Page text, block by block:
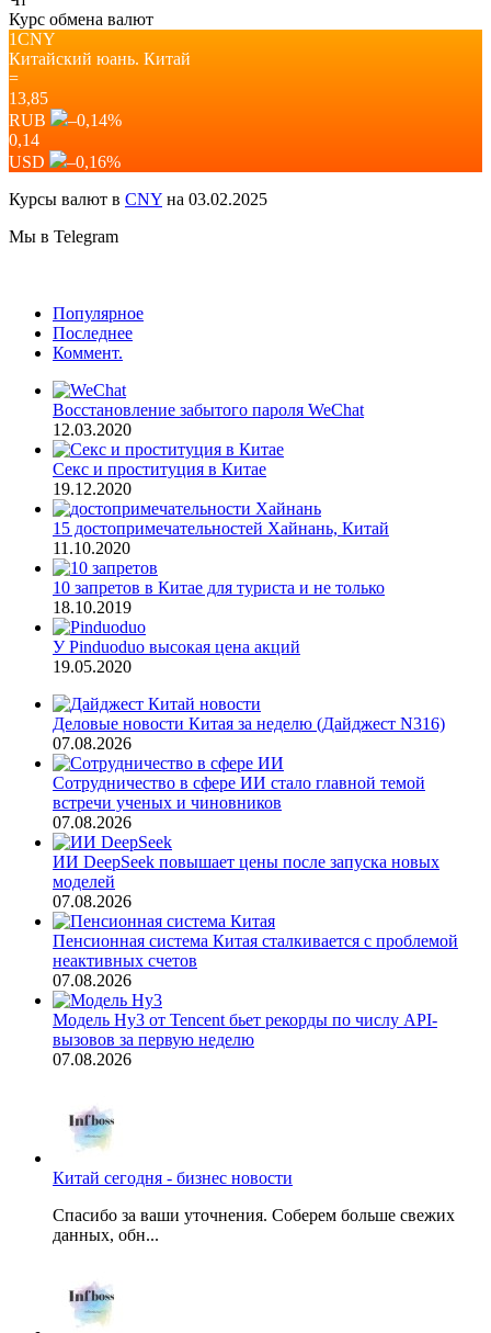
Курс обмена валют
1CNY
Китайский юань. Китай
=
13,85
RUB
–0,14%
0,14
USD
–0,16%
Курсы валют в CNY на 03.02.2025
Мы в Telegram
Популярное
Последнее
Коммент.
Восстановление забытого пароля WeChat
12.03.2020
Секс и проституция в Китае
19.12.2020
15 достопримечательностей Хайнань, Китай
11.10.2020
10 запретов в Китае для туриста и не только
18.10.2019
У Pinduoduo высокая цена акций
19.05.2020
Деловые новости Китая за неделю (Дайджест N316)
07.08.2026
Сотрудничество в сфере ИИ стало главной темой
встречи ученых и чиновников
07.08.2026
ИИ DeepSeek повышает цены после запуска новых
моделей
07.08.2026
Пенсионная система Китая сталкивается с проблемой
неактивных счетов
07.08.2026
Модель Hy3 от Tencent бьет рекорды по числу API-
вызовов за первую неделю
07.08.2026
Китай сегодня - бизнес новости
Спасибо за ваши уточнения. Соберем больше свежих
данных, обн...